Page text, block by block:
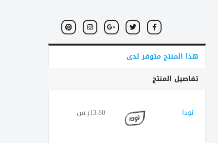
هذا المنتج متوفر لدى
تفاصيل المنتج
نودا 13.80ر.س